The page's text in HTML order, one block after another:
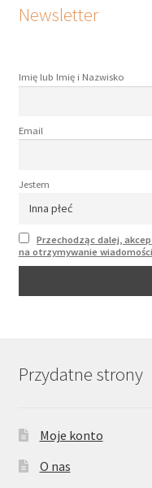
Newsletter
Imię lub Imię i Nazwisko
Email
Jestem
Przechodząc dalej,
na otrzymywanie
Przydatne strony
Moje konto
O nas